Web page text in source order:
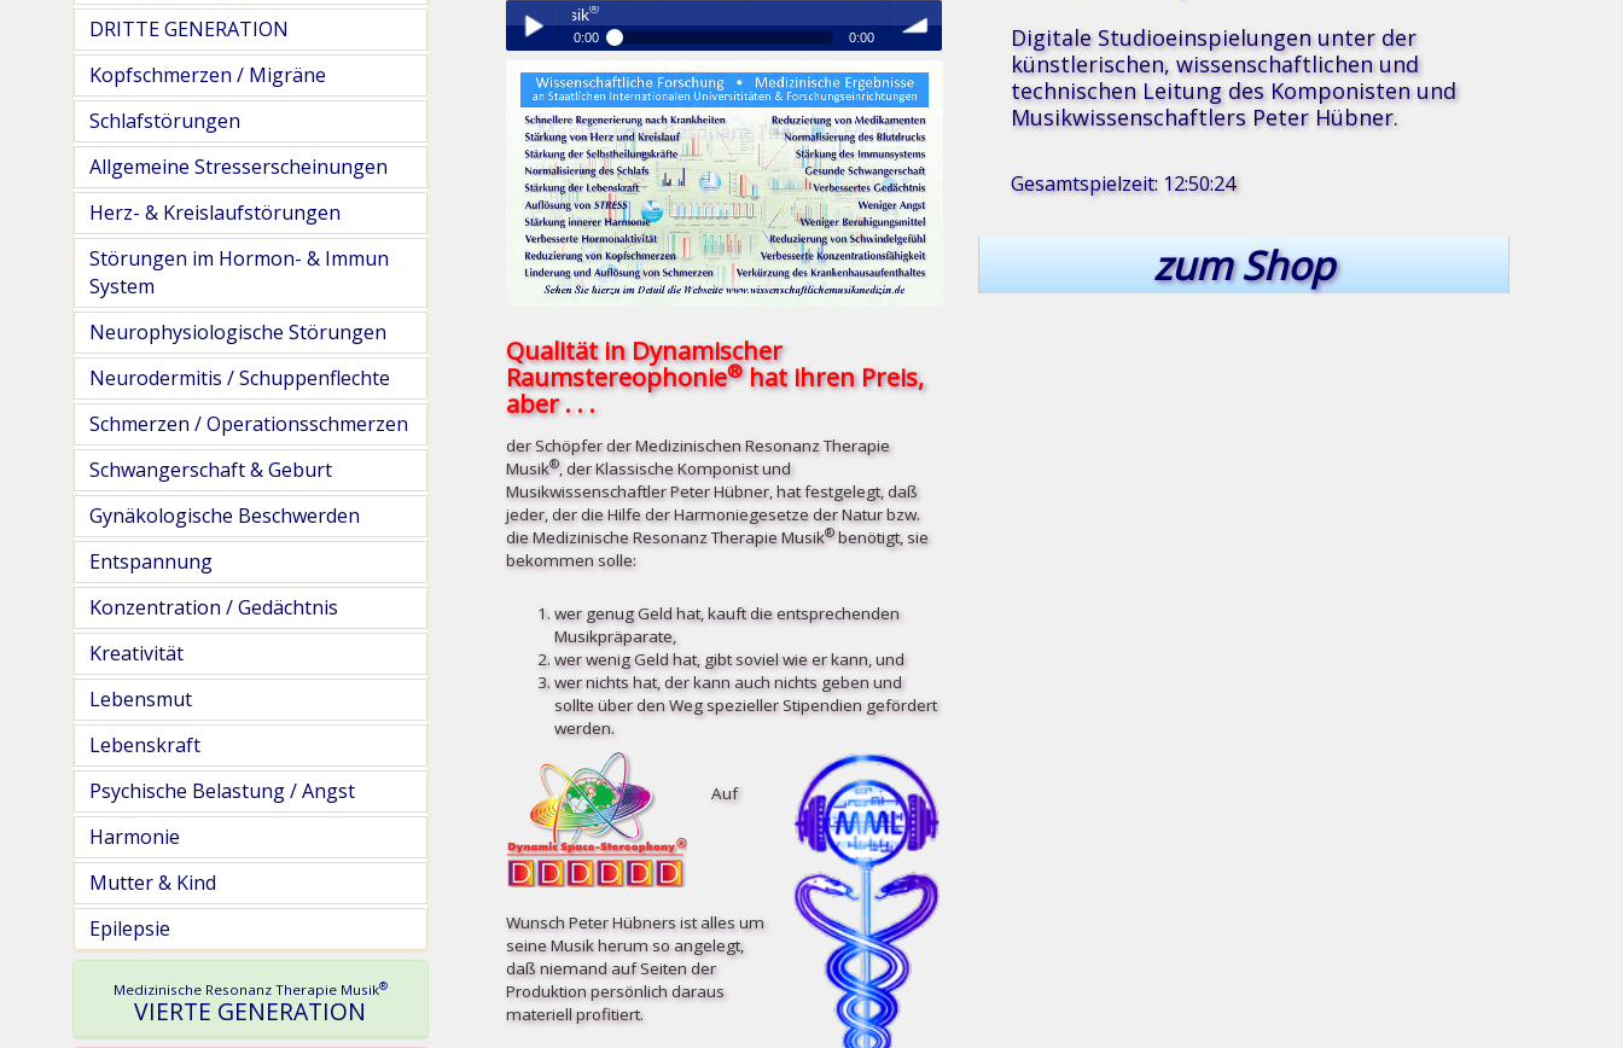
DRITTE GENERATION
Kopfschmerzen / Migräne
Schlafstörungen
Allgemeine Stresserscheinungen
Herz- & Kreislaufstörungen
Störungen im Hormon- & Immun
System
Neurophysiologische Störungen
Neurodermitis / Schuppenflechte
Schmerzen / Operationsschmerzen
Schwangerschaft & Geburt
Gynäkologische Beschwerden
Entspannung
Konzentration / Gedächtnis
Kreativität
Lebensmut
Lebenskraft
Psychische Belastung / Angst
Harmonie
Mutter & Kind
Epilepsie
Medizinische Resonanz Therapie Musik®
VIERTE GENERATION
Play /
pause
Medizinische Resonanz Therapie Musik
0:00 0:00
volume
Medizinische Resonanz Therapie Musik®
Qualität in Dynamischer
Raumstereophonie®hat ihren Preis,
aber . . .
der Schöpfer der Medizinischen Resonanz Therapie
Musik®, der Klassische Komponist und
Musikwissenschaftler Peter Hübner, hat festgelegt, daß
jeder, der die Hilfe der Harmoniegesetze der Natur bzw.
die Medizinische Resonanz Therapie Musik®benötigt, sie
bekommen solle:
wer genug Geld hat, kauft die entsprechenden
Musikpräparate,
wer wenig Geld hat, gibt soviel wie er kann, und
wer nichts hat, der kann auch nichts geben und
sollte über den Weg spezieller Stipendien gefördert
werden.
Auf
Wunsch Peter Hübners ist alles um
seine Musik herum so angelegt,
daß niemand auf Seiten der
Produktion persönlich daraus
materiell profitiert.
Digitale Studioeinspielungen unter der
künstlerischen, wissenschaftlichen und
technischen Leitung des Komponisten und
Musikwissenschaftlers Peter Hübner.
Gesamtspielzeit: 12:50:24
zum Shop